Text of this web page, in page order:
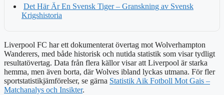
Det Här Är En Svensk Tiger – Granskning av Svensk
Krigshistoria
Liverpool FC har ett dokumenterat övertag mot Wolverhampton
Wanderers, med både historisk och nutida statistik som visar tydligt
resultatövertag. Data från flera källor visar att Liverpool är starka
hemma, men även borta, där Wolves ibland lyckas utmana. För fler
sportstatistikjämförelser, se gärna Statistik Aik Fotboll Mot Gais –
Matchanalys och Insikter.